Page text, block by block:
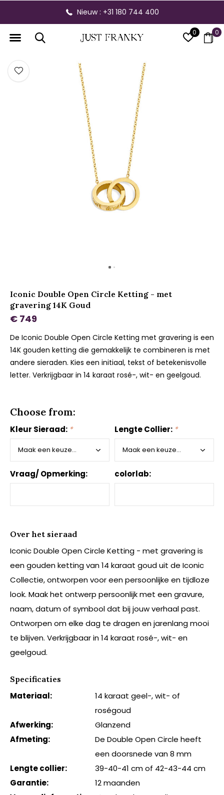
0 0
Nieuw : +31 180 744 400
Iconic Double Open Circle Ketting - met
gravering 14K Goud
€ 749
De Iconic Double Open Circle Ketting met gravering is een
14K gouden ketting die gemakkelijk te combineren is met
andere sieraden. Kies een initiaal, tekst of betekenisvolle
letter. Verkrijgbaar in 14 karaat rosé-, wit- en geelgoud.
Choose from:
Kleur Sieraad: * Lengte Collier: *
Vraag/ Opmerking: colorlab:
Over het sieraad
Iconic Double Open Circle Ketting - met gravering is
een gouden ketting van 14 karaat goud uit de Iconic
Collectie, ontworpen voor een persoonlijke en tijdloze
look. Maak het ontwerp persoonlijk met een gravure,
naam, datum of symbool dat bij jouw verhaal past.
Ontworpen om elke dag te dragen en jarenlang mooi
te blijven. Verkrijgbaar in 14 karaat rosé-, wit- en
geelgoud.
Specificaties
Materiaal:
14 karaat geel-, wit- of
roségoud
Afwerking:
Glanzend
Afmeting:
De Double Open Circle heeft
een doorsnede van 8 mm
Lengte collier:
39-40-41 cm of 42-43-44 cm
Garantie:
12 maanden